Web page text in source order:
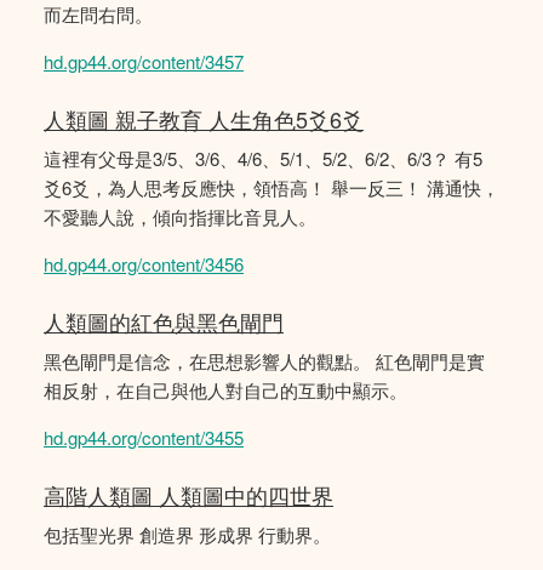
而左問右問。
hd.gp44.org/content/3457
人類圖 親子教育 人生角色5爻6爻
這裡有父母是3/5、3/6、4/6、5/1、5/2、6/2、6/3？ 有5
爻6爻，為人思考反應快，領悟高！ 舉一反三！ 溝通快，
不愛聽人說，傾向指揮比音見人。
hd.gp44.org/content/3456
人類圖的紅色與黑色閘門
黑色閘門是信念，在思想影響人的觀點。 紅色閘門是實
相反射，在自己與他人對自己的互動中顯示。
hd.gp44.org/content/3455
高階人類圖 人類圖中的四世界
包括聖光界 創造界 形成界 行動界。